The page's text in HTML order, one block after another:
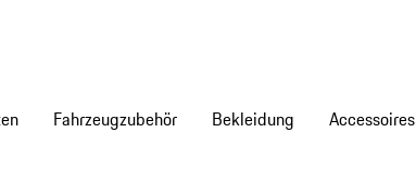
Fahrzeugzubehör Bekleidung Accessoires